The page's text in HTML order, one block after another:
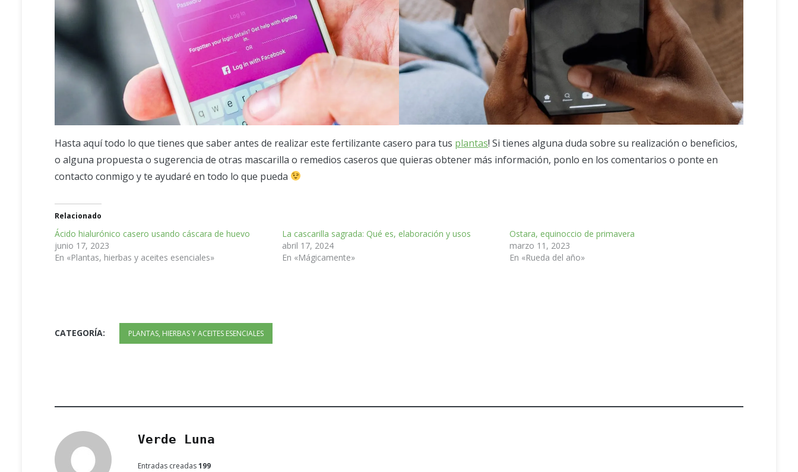
Hasta aquí todo lo que tienes que saber antes de realizar este fertilizante casero para tus plantas! Si tienes alguna duda sobre su realización o beneficios,
o alguna propuesta o sugerencia de otras mascarilla o remedios caseros que quieras obtener más información, ponlo en los comentarios o ponte en
contacto conmigo y te ayudaré en todo lo que pueda
Relacionado
Ácido hialurónico casero usando cáscara de huevo
junio 17, 2023
En «Plantas, hierbas y aceites esenciales»
La cascarilla sagrada: Qué es, elaboración y usos
abril 17, 2024
En «Mágicamente»
Ostara, equinoccio de primavera
marzo 11, 2023
En «Rueda del año»
CATEGORÍA: PLANTAS, HIERBAS Y ACEITES ESENCIALES
Verde Luna
Entradas creadas199